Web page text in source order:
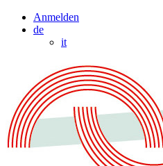
Anmelden
de
it